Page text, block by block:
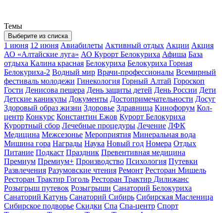
Темы
Выберите из списка
1 июня 12 июня Авиабилеты Активный отдых Акции Акция
АО «Алтайские луга» АО Курорт Белокуриха Афиша База
отдыха Калина красная Белокуриха Белокуриха Горная
Белокуриха-2 Водный мир Врачи-профессионалы Всемирный
фестиваль молодежи Гинекология Горный Алтай Гороскоп
Гости Денисова пещера День защиты детей День России Дети
Детские каникулы Документы Достопримечательности Досуг
Здоровый образ жизни Здоровье Здравница Кинофорум Кол-
центр Конкурс Константин Ежов Курорт Белокуриха
Курортный сбор Лечебные процедуры Лечение ЛФК
Медицина Межсезонье Мероприятия Минеральная вода
Мишина гора Награды Наука Новый год Номера Отдых
Питание Подкаст Праздник Превентивная медицина
Премиум Премиум+ Производство Психология Путевки
Развлечения Разумовские чтения Ремонт Ресторан Мишель
Ресторан Трактир Гоголь Ресторан Трактир Дилижанс
Розыгрыш путевок Розыгрыши Санаторий Белокуриха
Санаторий Катунь Санаторий Сибирь Сибирская Масленица
Сибирское подворье Скидки Спа Спа-центр Спорт